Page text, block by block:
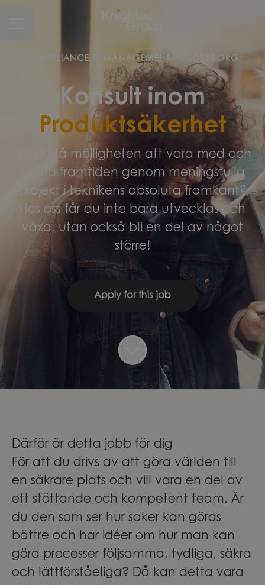
COMPLIANCE & MANAGEMENT · GÖTEBORG
Konsult inom
Produktsäkerhet
Vill du få möjligheten att vara med och
forma framtiden genom meningsfulla
projekt i teknikens absoluta framkant?
Hos oss får du inte bara utvecklas och
växa, utan också bli en del av något
större!
Apply for this job
Därför är detta jobb för dig
För att du drivs av att göra världen till
en säkrare plats och vill vara en del av
ett stöttande och kompetent team. Är
du den som ser hur saker kan göras
bättre och har idéer om hur man kan
göra processer följsamma, tydliga, säkra
och lättförståeliga? Då kan detta vara